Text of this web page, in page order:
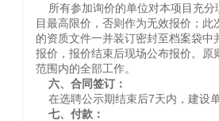
所有参加询价的单位对本项目充分
目最高限价，否则作为无效报价；
的资质文件一并装订密封至档案袋
报价，报价结束后现场公布报价。
范围内的全部工作。
六、合同签订：
在选聘公示期结束后7天内，建设
七、付款：